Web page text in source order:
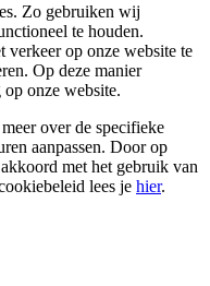
Zo gebruiken wij
te houden.
verkeer op onze website te
Op deze manier
onze website.
over de specifieke
aanpassen. Door op
met het gebruik van
lees je hier.